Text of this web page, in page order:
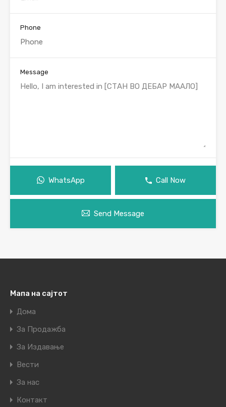
Phone
Message
WhatsApp Call Now
Send Message
Мапа на сајтот
Дома
За Продажба
За Издавање
Вести
За нас
Контакт